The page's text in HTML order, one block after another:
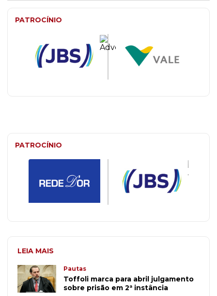
PATROCÍNIO
PATROCÍNIO
LEIA MAIS
Pautas
Toffoli marca para abril julgamento
sobre prisão em 2ª instância